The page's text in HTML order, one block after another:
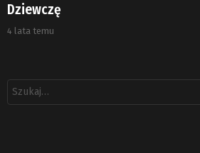
Dziewczę
4 lata temu